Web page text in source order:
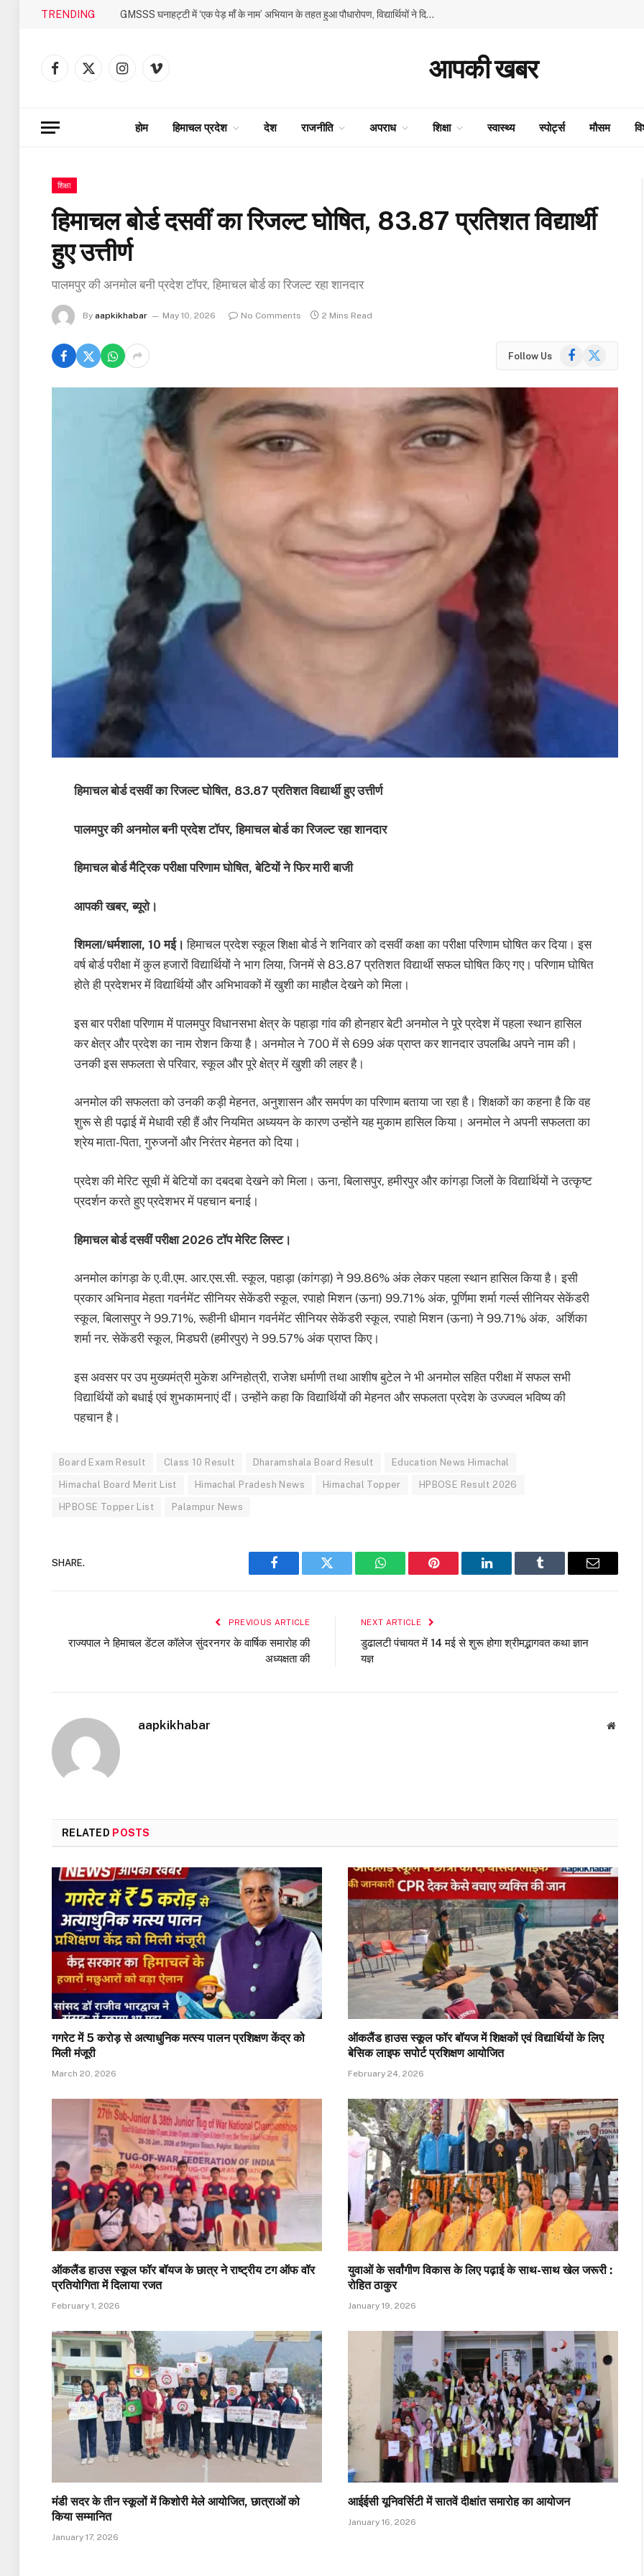
TRENDING GMSSS घनाहट्टी में ‘एक पेड़ माँ के नाम’ अभियान के तहत हुआ पौधारोपण, विद्यार्थियों ने दिया पर्यावरण संरक्षण का संदेश
Facebook
X
InstagramVimeo आपकी खबर
होम हिमाचल प्रदेश देश राजनीति अपराध शिक्षा स्वास्थ्य स्पोर्ट्स मौसम
शिक्षा
हिमाचल बोर्ड दसवीं का रिजल्ट घोषित, 83.87 प्रतिशत विद्यार्थी
हुए उत्तीर्ण
पालमपुर की अनमोल बनी प्रदेश टॉपर, हिमाचल बोर्ड का रिजल्ट रहा शानदार
By aapkikhabar May 10, 2026 No Comments 2 Mins Read
Follow Us Facebook
X
हिमाचल बोर्ड दसवीं का रिजल्ट घोषित, 83.87 प्रतिशत विद्यार्थी हुए उत्तीर्ण
पालमपुर की अनमोल बनी प्रदेश टॉपर, हिमाचल बोर्ड का रिजल्ट रहा शानदार
हिमाचल बोर्ड मैट्रिक परीक्षा परिणाम घोषित, बेटियों ने फिर मारी बाजी
आपकी खबर, ब्यूरो।
शिमला/धर्मशाला, 10 मई। हिमाचल प्रदेश स्कूल शिक्षा बोर्ड ने शनिवार को दसवीं कक्षा का परीक्षा परिणाम घोषित कर दिया। इस
वर्ष बोर्ड परीक्षा में कुल हजारों विद्यार्थियों ने भाग लिया, जिनमें से 83.87 प्रतिशत विद्यार्थी सफल घोषित किए गए। परिणाम घोषित
होते ही प्रदेशभर में विद्यार्थियों और अभिभावकों में खुशी का माहौल देखने को मिला।
इस बार परीक्षा परिणाम में पालमपुर विधानसभा क्षेत्र के पहाड़ा गांव की होनहार बेटी अनमोल ने पूरे प्रदेश में पहला स्थान हासिल
कर क्षेत्र और प्रदेश का नाम रोशन किया है। अनमोल ने 700 में से 699 अंक प्राप्त कर शानदार उपलब्धि अपने नाम की।
उनकी इस सफलता से परिवार, स्कूल और पूरे क्षेत्र में खुशी की लहर है।
अनमोल की सफलता को उनकी कड़ी मेहनत, अनुशासन और समर्पण का परिणाम बताया जा रहा है। शिक्षकों का कहना है कि वह
शुरू से ही पढ़ाई में मेधावी रही हैं और नियमित अध्ययन के कारण उन्होंने यह मुकाम हासिल किया। अनमोल ने अपनी सफलता का
श्रेय माता-पिता, गुरुजनों और निरंतर मेहनत को दिया।
प्रदेश की मेरिट सूची में बेटियों का दबदबा देखने को मिला। ऊना, बिलासपुर, हमीरपुर और कांगड़ा जिलों के विद्यार्थियों ने उत्कृष्ट
प्रदर्शन करते हुए प्रदेशभर में पहचान बनाई।
हिमाचल बोर्ड दसवीं परीक्षा 2026 टॉप मेरिट लिस्ट।
अनमोल कांगड़ा के ए.वी.एम. आर.एस.सी. स्कूल, पहाड़ा (कांगड़ा) ने 99.86% अंक लेकर पहला स्थान हासिल किया है। इसी
प्रकार अभिनाव मेहता गवर्नमेंट सीनियर सेकेंडरी स्कूल, रपाहो मिशन (ऊना) 99.71% अंक, पूर्णिमा शर्मा गर्ल्स सीनियर सेकेंडरी
स्कूल, बिलासपुर ने 99.71%, रूहीनी धीमान गवर्नमेंट सीनियर सेकेंडरी स्कूल, रपाहो मिशन (ऊना) ने 99.71% अंक, अर्शिका
शर्मा नर. सेकेंडरी स्कूल, मिडघरी (हमीरपुर) ने 99.57% अंक प्राप्त किए।
इस अवसर पर उप मुख्यमंत्री मुकेश अग्निहोत्री, राजेश धर्माणी तथा आशीष बुटेल ने भी अनमोल सहित परीक्षा में सफल सभी
विद्यार्थियों को बधाई एवं शुभकामनाएं दीं। उन्होंने कहा कि विद्यार्थियों की मेहनत और सफलता प्रदेश के उज्ज्वल भविष्य की
पहचान है।
Board Exam Result Class 10 Result Dharamshala Board Result Education News Himachal
Himachal Board Merit List Himachal Pradesh News Himachal Topper HPBOSE Result 2026
HPBOSE Topper List Palampur News
SHARE.
Facebook Twitter WhatsAppPinterest LinkedIn Tumblr Email
PREVIOUS ARTICLE
राज्यपाल ने हिमाचल डेंटल कॉलेज सुंदरनगर के वार्षिक समारोह की
अध्यक्षता की
NEXT ARTICLE
डुढालटी पंचायत में 14 मई से शुरू होगा श्रीमद्भागवत कथा ज्ञान
यज्ञ
aapkikhabar
RELATED POSTS
गगरेट में ₹5 करोड़ से अत्याधुनिक मत्स्य पालन प्रशिक्षण केंद्र को
मिली मंजूरी
March 20, 2026
ऑकलैंड हाउस स्कूल फॉर बॉयज में शिक्षकों एवं विद्यार्थियों के लिए
बेसिक लाइफ सपोर्ट प्रशिक्षण आयोजित
February 24, 2026
ऑकलैंड हाउस स्कूल फॉर बॉयज के छात्र ने राष्ट्रीय टग ऑफ वॉर
प्रतियोगिता में दिलाया रजत
February 1, 2026
युवाओं के सर्वांगीण विकास के लिए पढ़ाई के साथ-साथ खेल जरूरी :
रोहित ठाकुर
January 19, 2026
मंडी सदर के तीन स्कूलों में किशोरी मेले आयोजित, छात्राओं को
किया सम्मानित
January 17, 2026
आईईसी यूनिवर्सिटी में सातवें दीक्षांत समारोह का आयोजन
January 16, 2026